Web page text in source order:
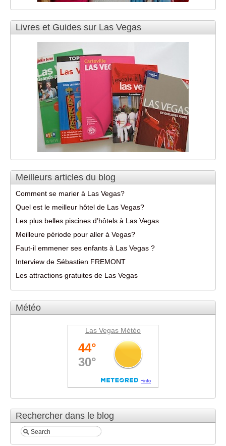
Livres et Guides sur Las Vegas
Meilleurs articles du blog
Comment se marier à Las Vegas?
Quel est le meilleur hôtel de Las Vegas?
Les plus belles piscines d’hôtels à Las Vegas
Meilleure période pour aller à Vegas?
Faut-il emmener ses enfants à Las Vegas ?
Interview de Sébastien FREMONT
Les attractions gratuites de Las Vegas
Météo
Las Vegas Météo
Rechercher dans le blog